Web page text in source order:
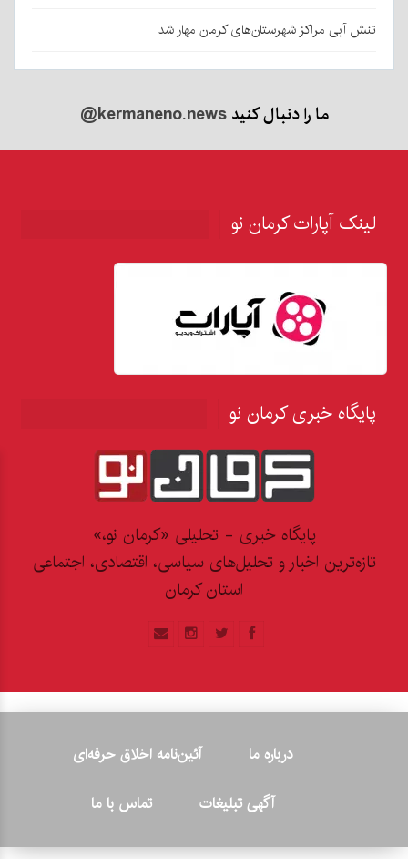
تنش آبی مراکز شهرستان‌های کرمان مهار شد
ما را دنبال کنید@kermaneno.news
لینک آپارات کرمان نو
پایگاه خبری کرمان نو
پایگاه خبری - تحلیلی «کرمان نو،»
تازه‌ترین اخبار و تحلیل‌های سیاسی، اقتصادی، اجتماعی
استان کرمان
درباره ما
آئین‌نامه اخلاق حرفه‌ای
آگهی تبلیغات
تماس با ما